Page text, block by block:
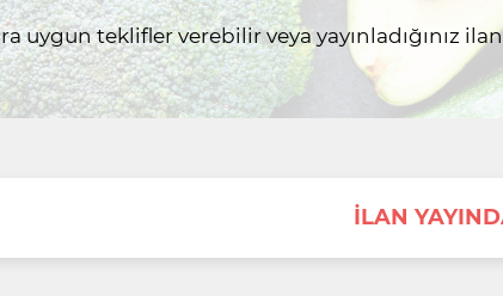
uygun teklifler verebilir veya yayınladığınız
İLAN